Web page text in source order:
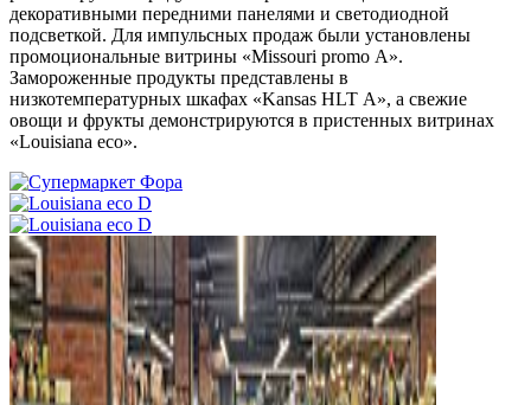
декоративными передними панелями и светодиодной
подсветкой. Для импульсных продаж были установлены
промоциональные витрины «Missouri promo А».
Замороженные продукты представлены в
низкотемпературных шкафах «Kansas HLT А», а свежие
овощи и фрукты демонстрируются в пристенных витринах
«Louisiana eco».